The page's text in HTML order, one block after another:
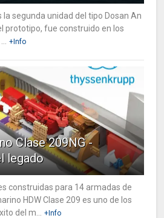
la segunda unidad del tipo Dosan An
prototipo, fue construido en los
+Info
Clase 209NG -
legado
construidas para 14 armadas de
HDW Clase 209 es uno de los
del m...
+Info